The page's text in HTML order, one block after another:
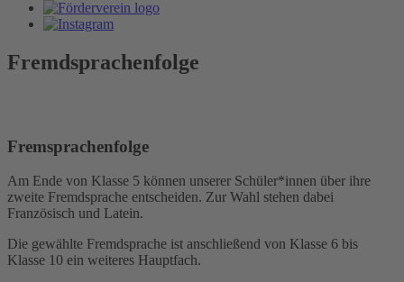
Fremdsprachenfolge
Fremsprachenfolge
Am Ende von Klasse 5 können unserer Schüler*innen über ihre
zweite Fremdsprache entscheiden. Zur Wahl stehen dabei
Französisch und Latein.
Die gewählte Fremdsprache ist anschließend von Klasse 6 bis
Klasse 10 ein weiteres Hauptfach.